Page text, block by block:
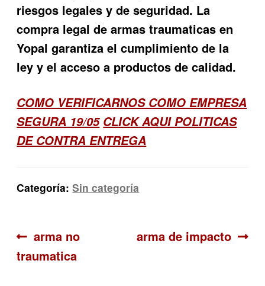
riesgos legales y de seguridad. La
compra legal de armas traumaticas en
Yopal garantiza el cumplimiento de la
ley y el acceso a productos de calidad.
COMO VERIFICARNOS COMO EMPRESA
SEGURA 19/05 CLICK AQUI POLITICAS
DE CONTRA ENTREGA
Categoría:Sin categoría
Navegación
de
Anterior:
arma no
traumatica
Siguiente:
arma de impacto